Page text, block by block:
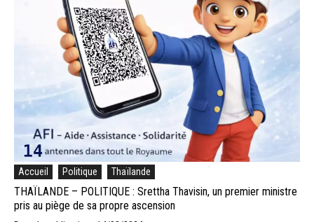
Accueil Politique Thaïlande
THAÏLANDE – POLITIQUE : Srettha Thavisin, un premier ministre
pris au piège de sa propre ascension